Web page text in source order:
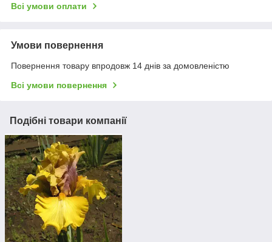
Всі умови оплати
Умови повернення
Повернення товару впродовж 14 днів за домовленістю
Всі умови повернення
Подібні товари компанії